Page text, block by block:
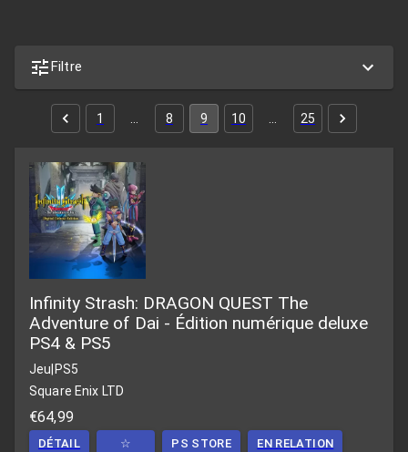
Filtre
1 8 9 10 25
Infinity Strash: DRAGON QUEST The
Adventure of Dai - Édition numérique deluxe
PS4 & PS5
Jeu|PS5
Square Enix LTD
€64,99
DÉTAIL ☆ PS STORE EN RELATION